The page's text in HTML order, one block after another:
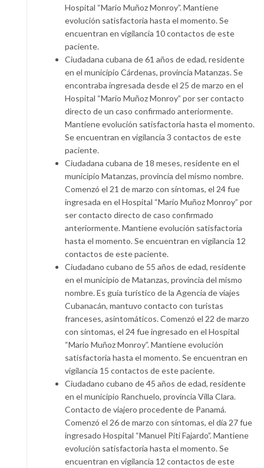
Hospital “Mario Muñoz Monroy”. Mantiene
evolución satisfactoria hasta el momento. Se
encuentran en vigilancia 10 contactos de este
paciente.
Ciudadana cubana de 61 años de edad, residente
en el municipio Cárdenas, provincia Matanzas. Se
encontraba ingresada desde el 25 de marzo en el
Hospital “Mario Muñoz Monroy” por ser contacto
directo de un caso confirmado anteriormente.
Mantiene evolución satisfactoria hasta el momento.
Se encuentran en vigilancia 3 contactos de este
paciente.
Ciudadana cubana de 18 meses, residente en el
municipio Matanzas, provincia del mismo nombre.
Comenzó el 21 de marzo con síntomas, el 24 fue
ingresada en el Hospital “Mario Muñoz Monroy” por
ser contacto directo de caso confirmado
anteriormente. Mantiene evolución satisfactoria
hasta el momento. Se encuentran en vigilancia 12
contactos de este paciente.
Ciudadano cubano de 55 años de edad, residente
en el municipio de Matanzas, provincia del mismo
nombre. Es guía turístico de la Agencia de viajes
Cubanacán, mantuvo contacto con turistas
franceses, asintomáticos. Comenzó el 22 de marzo
con síntomas, el 24 fue ingresado en el Hospital
“Mario Muñoz Monroy”. Mantiene evolución
satisfactoria hasta el momento. Se encuentran en
vigilancia 15 contactos de este paciente.
Ciudadano cubano de 45 años de edad, residente
en el municipio Ranchuelo, provincia Villa Clara.
Contacto de viajero procedente de Panamá.
Comenzó el 26 de marzo con síntomas, el día 27 fue
ingresado Hospital “Manuel Piti Fajardo”. Mantiene
evolución satisfactoria hasta el momento. Se
encuentran en vigilancia 12 contactos de este